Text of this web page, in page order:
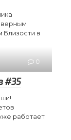
Близости в
0
#35
работает